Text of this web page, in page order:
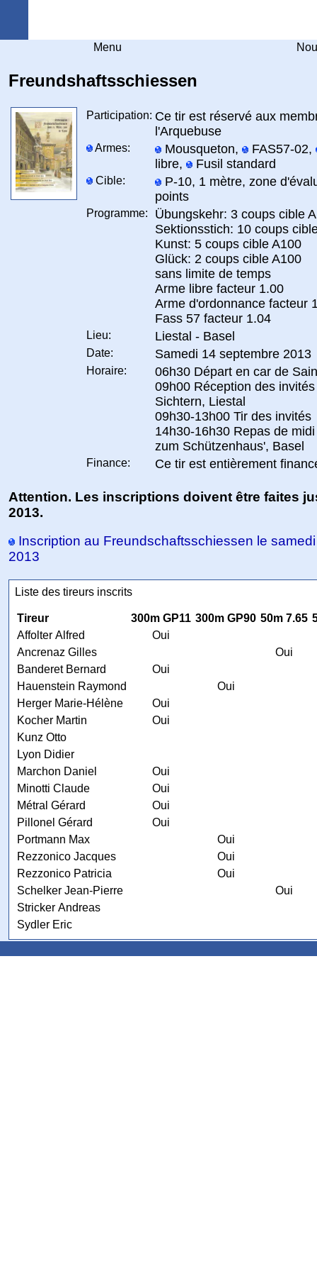
Menu
Freundshaftsschiessen
Participation: Ce tir est réservé aux
l'Arquebuse
Armes: Mousqueton,
FAS57-02,
libre,
Fusil standard
Cible:
P-10, 1 mètre, zone
points
Programme:
Übungskehr: 3 coups cible
Sektionsstich: 10 coups
Kunst: 5 coups cible A100
Glück: 2 coups cible A100
sans limite de temps
Arme libre facteur 1.00
Arme d'ordonnance facteur
Fass 57 facteur 1.04
Lieu: Liestal - Basel
Date: Samedi 14 septembre 2013
Horaire:
06h30 Départ en car de
09h00 Réception des
Sichtern, Liestal
09h30-13h00 Tir des invités
14h30-16h30 Repas de
zum Schützenhaus', Basel
Finance: Ce tir est entièrement
Attention. Les inscriptions doivent être faites
2013.
Inscription au Freundschaftsschiessen le
2013
Liste des tireurs inscrits
Tireur 300m GP11 300m GP90 50m 7.65
Affolter Alfred
Oui
Ancrenaz Gilles
Oui
Banderet Bernard
Oui
Hauenstein Raymond
Oui
Herger Marie-Hélène
Oui
Kocher Martin
Oui
Kunz Otto
Lyon Didier
Marchon Daniel
Oui
Minotti Claude
Oui
Métral Gérard
Oui
Pillonel Gérard
Oui
Portmann Max
Oui
Rezzonico Jacques
Oui
Rezzonico Patricia
Oui
Schelker Jean-Pierre
Oui
Stricker Andreas
Sydler Eric